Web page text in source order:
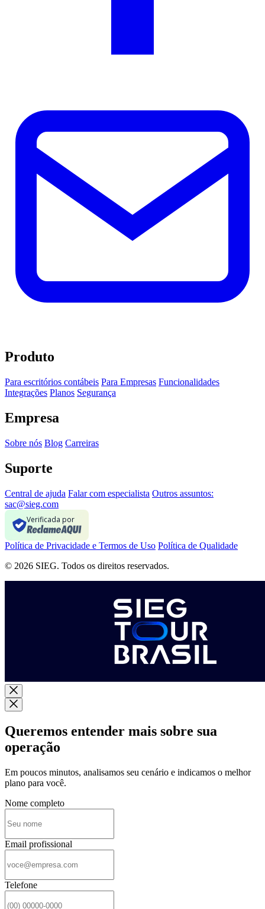
Produto
Para escritórios contábeis Para Empresas Funcionalidades
Integrações Planos Segurança
Empresa
Sobre nós Blog Carreiras
Suporte
Central de ajuda Falar com especialista Outros assuntos:
sac@sieg.com
Verificada por
Política de Privacidade e Termos de Uso Política de Qualidade
© 2026 SIEG. Todos os direitos reservados.
Queremos entender mais sobre sua
operação
Em poucos minutos, analisamos seu cenário e indicamos o melhor
plano para você.
Nome completo
Email profissional
Telefone